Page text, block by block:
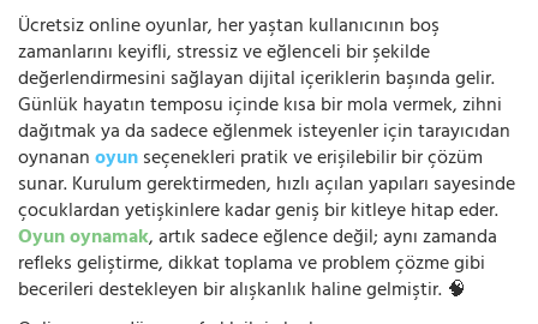
Ücretsiz online oyunlar, her yaştan kullanıcının boş
zamanlarını keyifli, stressiz ve eğlenceli bir şekilde
değerlendirmesini sağlayan dijital içeriklerin başında gelir.
Günlük hayatın temposu içinde kısa bir mola vermek, zihni
dağıtmak ya da sadece eğlenmek isteyenler için tarayıcıdan
oynananoyunseçenekleri pratik ve erişilebilir bir çözüm
sunar. Kurulum gerektirmeden, hızlı açılan yapıları sayesinde
çocuklardan yetişkinlere kadar geniş bir kitleye hitap eder.
Oyun oynamak, artık sadece eğlence değil; aynı zamanda
refleks geliştirme, dikkat toplama ve problem çözme gibi
becerileri destekleyen bir alışkanlık haline gelmiştir. 🧠